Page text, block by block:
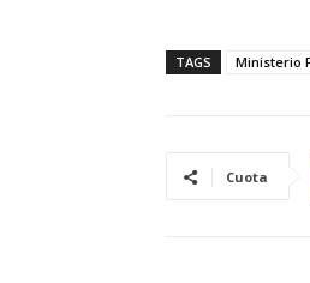
TAGS Ministerio
Cuota